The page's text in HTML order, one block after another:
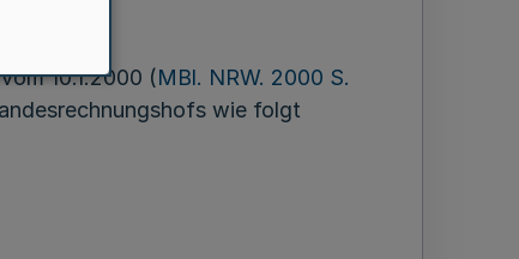
10.1.2000 (MBl. NRW. 2000 S.
wie folgt